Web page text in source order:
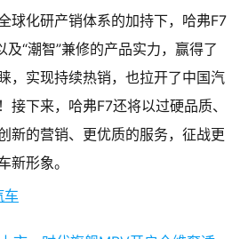
球化研产销体系的加持下，哈弗F7
及“潮智”兼修的产品实力，赢得了
，实现持续热销，也拉开了中国汽
接下来，哈弗F7还将以过硬品质、
新的营销、更优质的服务，征战更
新形象。
车